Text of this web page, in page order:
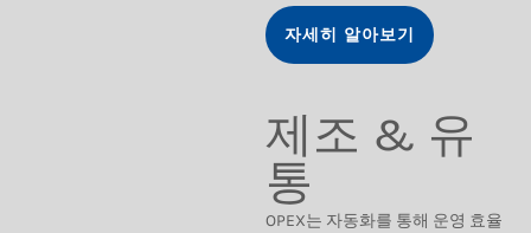
자세히 알아보기
제조 & 유
통
OPEX는 자동화를 통해 운영 효율